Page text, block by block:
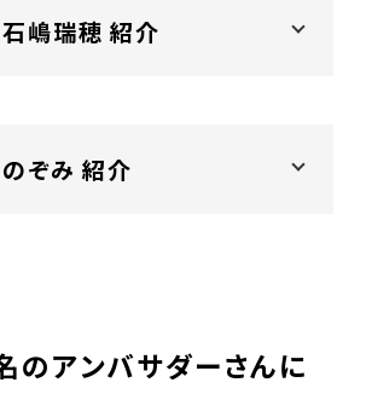
嶋瑞穂 紹介
ぞみ 紹介
のアンバサダーさんに